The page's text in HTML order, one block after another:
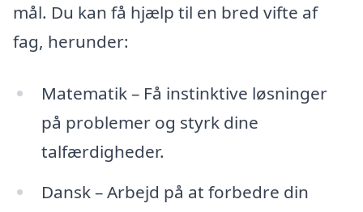
mål. Du kan få hjælp til en bred vifte af
fag, herunder:
Matematik – Få instinktive løsninger
på problemer og styrk dine
talfærdigheder.
Dansk – Arbejd på at forbedre din